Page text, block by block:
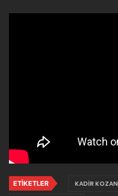
ETIKETLER KADIR KOZAN